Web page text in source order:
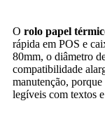
O rolo papel
rápida em POS e
80mm, o diâmetro
compatibilidade
manutenção,
legíveis com textos